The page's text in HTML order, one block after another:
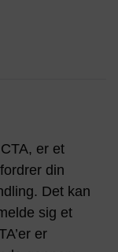
er et
din
Det kan
sig et
er